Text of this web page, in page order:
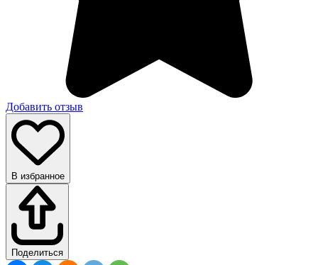
Добавить отзыв
В избранное
Поделиться